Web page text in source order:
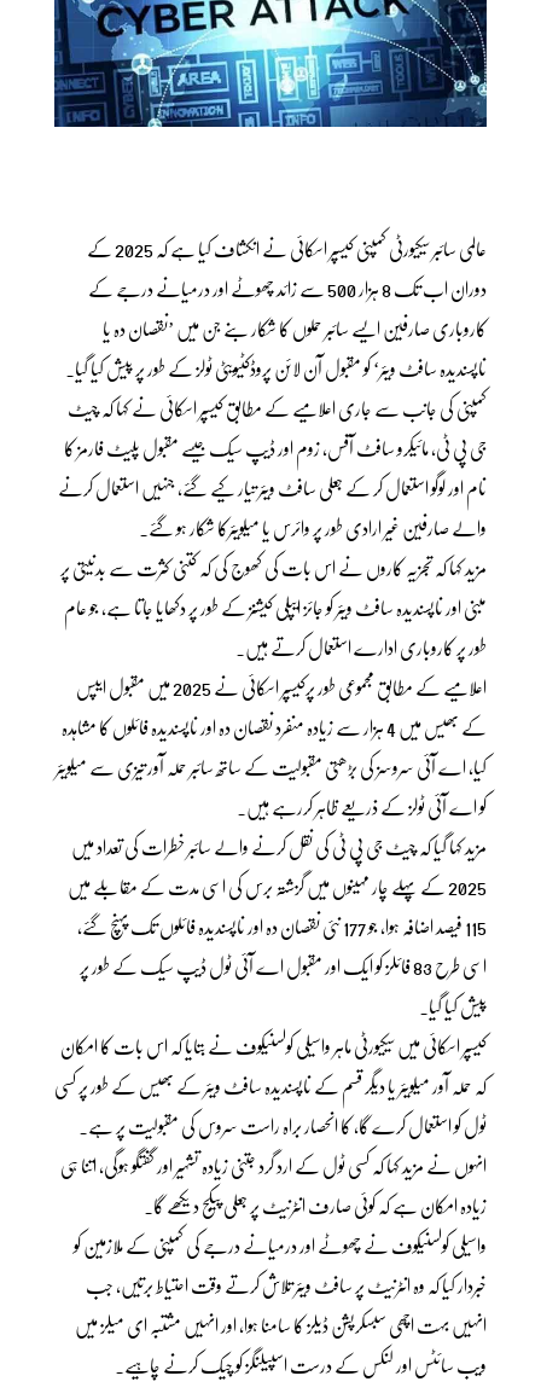
عالمی سائبر سیکیورٹی کمپنی کیسپر اسکائی نے انکشاف کیا ہے کہ 2025 کے
دوران اب تک 8 ہزار 500 سے زائد چھوٹے اور درمیانے درجے کے
کاروباری صارفین ایسے سائبر حملوں کا شکار بنے جن میں ’نقصان دہ یا
ناپسندیدہ سافٹ ویئر‘ کو مقبول آن لائن پروڈکٹیویٹی ٹولز کے طور پر پیش کیا گیا۔
کمپنی کی جانب سے جاری اعلامیے کے مطابق کیسپر اسکائی نے کہا کہ چیٹ
جی پی ٹی، مائیکرو سافٹ آفس، زوم اور ڈیپ سیک جیسے مقبول پلیٹ فارمز کا
نام اور لوگو استعمال کر کے جعلی سافٹ ویئر تیار کیے گئے، جنہیں استعمال کرنے
والے صارفین غیر ارادی طور پر وائرس یا میلویئرکا شکار ہو گئے۔
مزید کہا کہ تجزیہ کاروں نے اس بات کی کھوج کی کہ کتنی کثرت سے بدنیتی پر
مبنی اور ناپسندیدہ سافٹ ویئر کو جائز ایپلی کیشنز کے طور پر دکھایا جاتا ہے، جو عام
طور پر کاروباری ادارے استعمال کرتے ہیں۔
اعلامیے کے مطابق مجموعی طور پرکیسپر اسکائی نے 2025 میں مقبول ایپس
کے بھیس میں 4 ہزار سے زیادہ منفرد نقصان دہ اور ناپسندیدہ فائلوں کا مشاہدہ
کیا، اے آئی سروسز کی بڑھتی مقبولیت کے ساتھ سائبر حملہ آور تیزی سے میلویئر
کو اے آئی ٹولز کے ذریعے ظاہر کررہے ہیں۔
مزید کہا گیا کہ چیٹ جی پی ٹی کی نقل کرنے والے سائبر خطرات کی تعداد میں
2025 کے پہلے چار مہینوں میں گزشتہ برس کی اسی مدت کے مقابلے میں
115 فیصد اضافہ ہوا، جو 177 نئی نقصان دہ اور ناپسندیدہ فائلوں تک پہنچ گئے،
اسی طرح 83 فائلز کو ایک اور مقبول اے آئی ٹول ڈیپ سیک کے طور پر
پیش کیا گیا۔
کیسپر اسکائی میں سیکیورٹی ماہر واسیلی کولسنیکوف نے بتایا کہ اس بات کا امکان
کہ حملہ آور میلویئر یا دیگر قسم کے ناپسندیدہ سافٹ ویئر کے بھیس کے طور پر کسی
ٹول کو استعمال کرے گا، کا انحصار براہ راست سروس کی مقبولیت پر ہے۔
انہوں نے مزید کہا کہ کسی ٹول کے ارد گرد جتنی زیادہ تشہیر اور گفتگو ہوگی، اتنا ہی
زیادہ امکان ہے کہ کوئی صارف انٹرنیٹ پر جعلی پیکج دیکھے گا۔
واسیلی کولسنیکوف نے چھوٹے اور درمیانے درجے کی کمپنی کے ملازمین کو
خبردار کیا کہ وہ انٹرنیٹ پر سافٹ ویئر تلاش کرتے وقت احتیاط برتیں، جب
انہیں بہت اچھی سبسکرپشن ڈیلز کا سامنا ہوا، اور انہیں مشتبہ ای میلز میں
ویب سائٹس اور لنکس کے درست اسپیلنگز کو چیک کرنے چاہیے۔